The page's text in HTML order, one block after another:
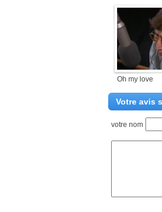
Oh my love
Votre avis
votre nom